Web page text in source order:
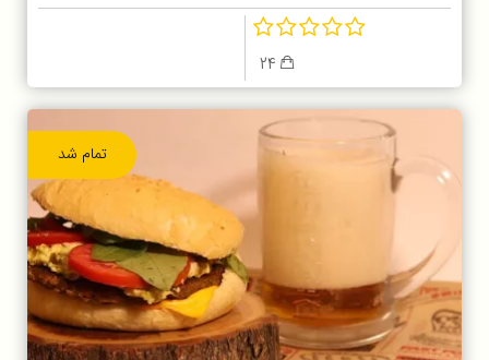
تمام شد